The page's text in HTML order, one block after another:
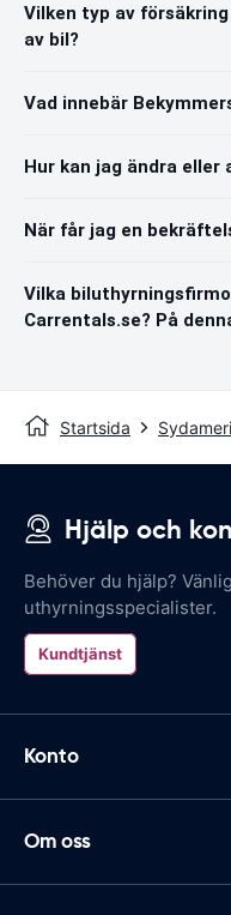
Vilken typ av
av bil?
Vad innebär
Hur kan jag ändra eller
När får jag en
Vilka
Carrentals.se? På
Startsida
Hjälp och
Behöver du hjälp?
uthyrningsspecialister.
Kundtjänst
Konto
Om oss